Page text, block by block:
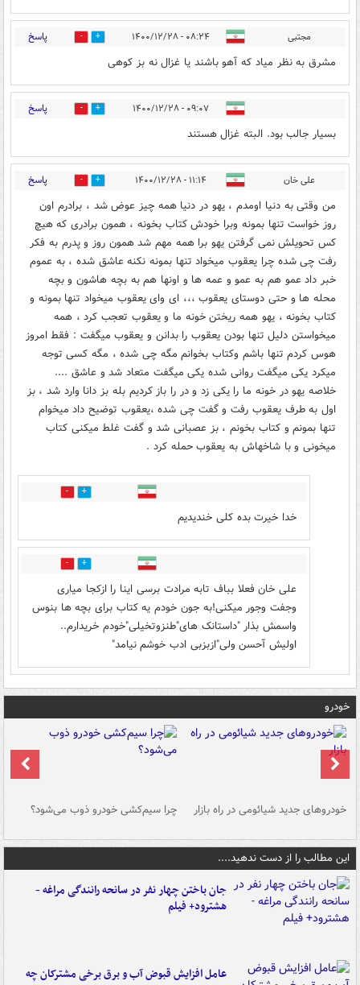
مجتبی ۰۸:۲۴ - ۱۴۰۰/۱۲/۲۸ 3 پاسخ
مشرق به نظر میاد که آهو باشند یا غزال نه بز کوهی
۰۹:۰۷ - ۱۴۰۰/۱۲/۲۸ 2 پاسخ
بسیار جالب بود. البته غزال هستند
علی خان ۱۱:۱۴ - ۱۴۰۰/۱۲/۲۸ 3 پاسخ
من وقتی به دنیا اومدم ، یهو در دنیا همه چیز عوض شد ، برادرم اون
روز خواست تنها بمونه وبرا خودش کتاب بخونه ، همون برادری که هیچ
کس تحویلش نمی گرفتن یهو برا همه مهم شد همون روز و پدرم به فکر
رفت چی شده چرا یعقوب میخواد تنها بمونه نکنه عاشق شده ، به عموم
خبر داد عمو هم به عمو و عمه ها و اونها هم به بچه هاشون و بچه
محله ها و حتی دوستای یعقوب ،،، ای وای یعقوب میخواد تنها بمونه و
کتاب بخونه ، یهو همه ریختن خونه ما و یعقوب تعجب کرد ، همه
میخواستن دلیل تنها بودن یعقوب را بدانن و یعقوب میگفت : فقط امروز
هوس کردم تنها باشم وکتاب بخوانم مگه چی شده ، مگه کسی توجه
میکرد یکی میگفت روانی شده یکی میگفت متعاد شد و عاشق ....
خلاصه یهو در خونه ما را یکی زد و در را باز کردیم بله بز دانا وارد شد ، بز
اول به طرف یعقوب رفت و گفت چی شده ،یعقوب توضیح داد میخوام
تنها بمونم و کتاب بخونم ، بز عصبانی شد و گفت غلط میکنی کتاب
میخونی و با شاخهاش به یعقوب حمله کرد .
2
خدا خیرت بده کلی خندیدیم
1
علی خان فعلا بباف تابه مرادت برسی اینا را ازکجا میاری
وجفت وجور میکنی!به جون خودم یه کتاب برای بچه ها بنوس
واسمش بذار "داستانک های"طنزوتخیلی"خودم خریدارم..
اولیش آحسن ولی"ازبزبی ادب خوشم نیامد"
خودرو
خودروهای جدید شیائومی در راه بازار چرا سیم‌کشی خودرو ذوب می‌شود؟
این مطالب را از دست ندهید....
جان باختن چهار نفر در سانحه رانندگی مراغه -
هشترود+ فیلم
عامل افزایش قبوض آب و برق برخی مشترکان چه